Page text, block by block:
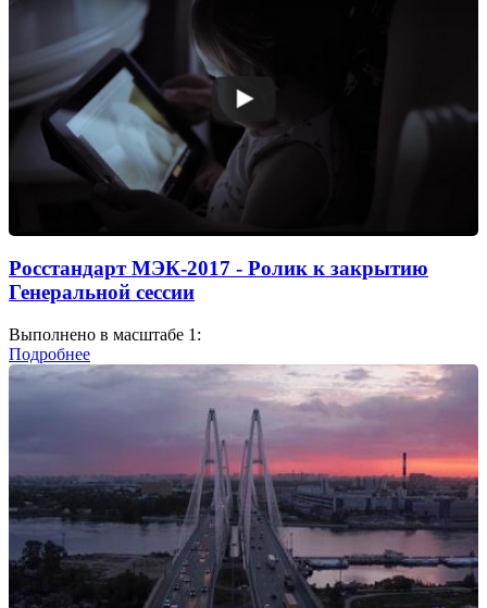
Росстандарт МЭК-2017 - Ролик к закрытию
Генеральной сессии
Выполнено в масштабе 1:
Подробнее